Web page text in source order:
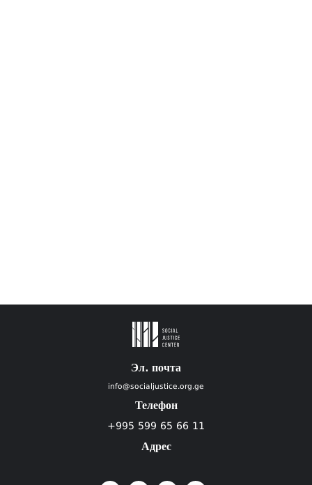
Эл. почта
info@socialjustice.org.ge
Телефон
+995 599 65 66 11
Адрес